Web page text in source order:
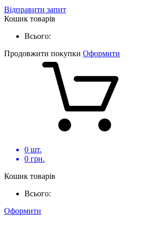
Відправити запит
Кошик товарів
Всього:
Продовжити покупки Оформити
0 шт.
0 грн.
Кошик товарів
Всього:
Оформити